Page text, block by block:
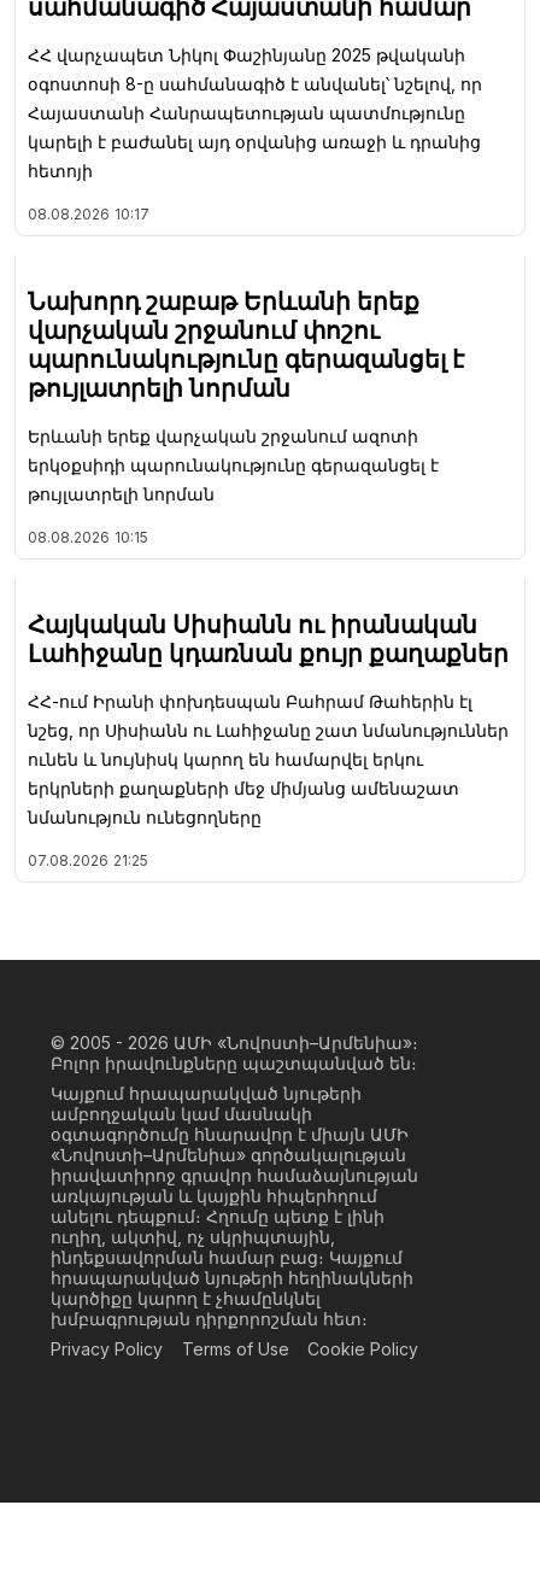
սահմանագիծ Հայաստանի համար
ՀՀ վարչապետ Նիկոլ Փաշինյանը 2025 թվականի
օգոստոսի 8-ը սահմանագիծ է անվանել՝ նշելով, որ
Հայաստանի Հանրապետության պատմությունը
կարելի է բաժանել այդ օրվանից առաջի և դրանից
հետոյի
08.08.2026 10:17
Նախորդ շաբաթ Երևանի երեք
վարչական շրջանում փոշու
պարունակությունը գերազանցել է
թույլատրելի նորման
Երևանի երեք վարչական շրջանում ազոտի
երկօքսիդի պարունակությունը գերազանցել է
թույլատրելի նորման
08.08.2026 10:15
Հայկական Սիսիանն ու իրանական
Լահիջանը կդառնան քույր քաղաքներ
ՀՀ-ում Իրանի փոխդեսպան Բահրամ Թահերին էլ
նշեց, որ Սիսիանն ու Լահիջանը շատ նմանություններ
ունեն և նույնիսկ կարող են համարվել երկու
երկրների քաղաքների մեջ միմյանց ամենաշատ
նմանություն ունեցողները
07.08.2026 21:25
© 2005 - 2026 ԱՄԻ «Նովոստի–Արմենիա»։
Բոլոր իրավունքները պաշտպանված են։
Կայքում հրապարակված նյութերի
ամբողջական կամ մասնակի
օգտագործումը հնարավոր է միայն ԱՄԻ
«Նովոստի–Արմենիա» գործակալության
իրավատիրոջ գրավոր համաձայնության
առկայության և կայքին հիպերհղում
անելու դեպքում։ Հղումը պետք է լինի
ուղիղ, ակտիվ, ոչ սկրիպտային,
ինդեքսավորման համար բաց։ Կայքում
հրապարակված նյութերի հեղինակների
կարծիքը կարող է չհամընկնել
խմբագրության դիրքորոշման հետ։
Privacy Policy
Terms of Use Cookie Policy